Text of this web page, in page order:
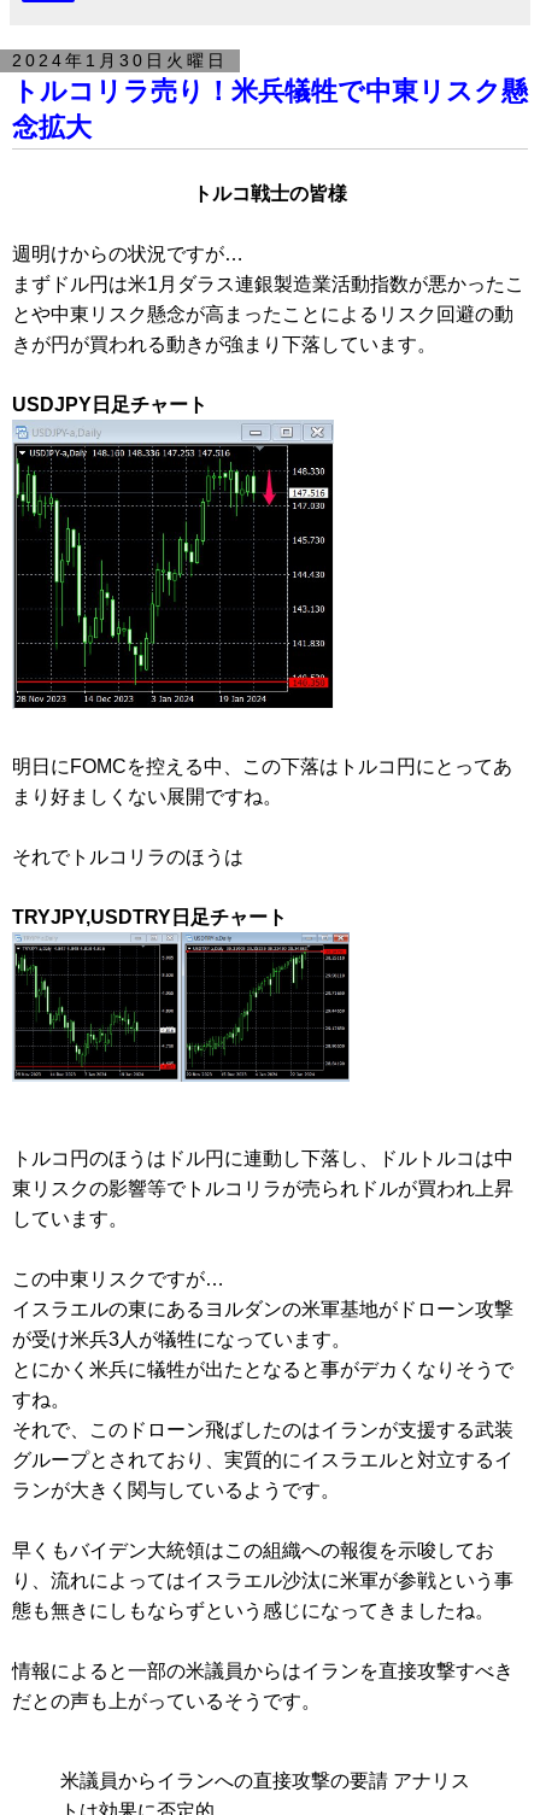
2024年1月30日火曜日
トルコリラ売り！米兵犠牲で中東リスク懸
念拡大
トルコ戦士の皆様
週明けからの状況ですが…
まずドル円は米1月ダラス連銀製造業活動指数が悪かったこ
とや中東リスク懸念が高まったことによるリスク回避の動
きが円が買われる動きが強まり下落しています。
USDJPY日足チャート
明日にFOMCを控える中、この下落はトルコ円にとってあ
まり好ましくない展開ですね。
それでトルコリラのほうは
TRYJPY,USDTRY日足チャート
トルコ円のほうはドル円に連動し下落し、ドルトルコは中
東リスクの影響等でトルコリラが売られドルが買われ上昇
しています。
この中東リスクですが…
イスラエルの東にあるヨルダンの米軍基地がドローン攻撃
が受け米兵3人が犠牲になっています。
とにかく米兵に犠牲が出たとなると事がデカくなりそうで
すね。
それで、このドローン飛ばしたのはイランが支援する武装
グループとされており、実質的にイスラエルと対立するイ
ランが大きく関与しているようです。
早くもバイデン大統領はこの組織への報復を示唆してお
り、流れによってはイスラエル沙汰に米軍が参戦という事
態も無きにしもならずという感じになってきましたね。
情報によると一部の米議員からはイランを直接攻撃すべき
だとの声も上がっているそうです。
米議員からイランへの直接攻撃の要請 アナリス
トは効果に否定的